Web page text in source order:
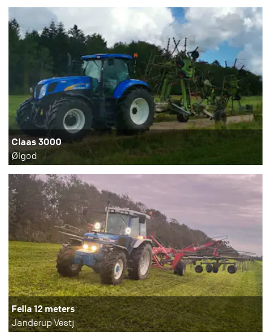
Claas 3000
Ølgod
Fella 12 meters
Janderup Vestj